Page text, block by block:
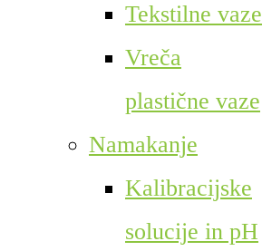
Tekstilne vaze
Vreča
plastične vaze
Namakanje
Kalibracijske
solucije in pH